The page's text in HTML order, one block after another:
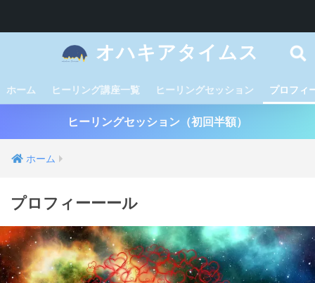
オハキアタイムス
ホーム ヒーリング講座一覧 ヒーリングセッション プロフィ
ヒーリングセッション（初回半額）
ホーム
プロフィーーール